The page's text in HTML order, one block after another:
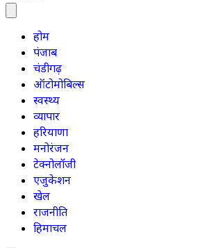
होम
पंजाब
चंडीगढ़
ऑटोमोबिल्स
स्वस्थ्य
व्यापार
हरियाणा
मनोरंजन
टेक्नोलॉजी
एजुकेशन
खेल
राजनीति
हिमाचल